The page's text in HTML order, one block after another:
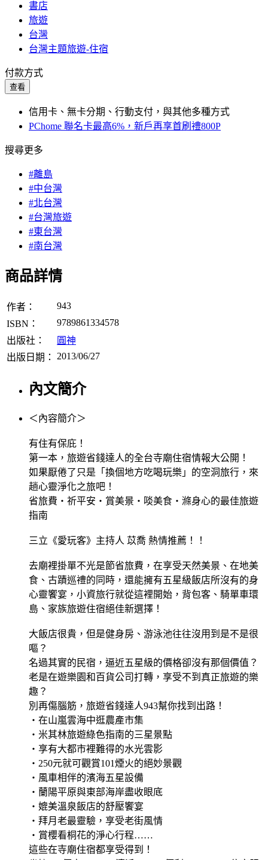
書店
旅遊
台灣
台灣主題旅遊-住宿
付款方式
查看
信用卡、無卡分期、行動支付，與其他多種方式
PChome 聯名卡最高6%，新戶再享首刷禮800P
搜尋更多
#離島
#中台灣
#北台灣
#台灣旅遊
#東台灣
#南台灣
商品詳情
作者：
943
ISBN：
9789861334578
出版社：
圓神
出版日期：
2013/06/27
內文簡介
＜內容簡介＞
有住有保庇！
第一本，旅遊省錢達人的全台寺廟住宿情報大公開！
如果厭倦了只是「換個地方吃喝玩樂」的空洞旅行，來
趟心靈淨化之旅吧！
省旅費‧祈平安‧賞美景‧啖美食‧滌身心的最佳旅遊
指南
三立《愛玩客》主持人 苡喬 熱情推薦！！
去廟裡掛單不光是節省旅費，在享受天然美景、在地美
食、古蹟巡禮的同時，還能擁有五星級飯店所沒有的身
心靈饗宴，小資旅行就從這裡開始，背包客、騎單車環
島、家族旅遊住宿絕佳新選擇！
大飯店很貴，但是健身房、游泳池往往沒用到是不是很
嘔？
名過其實的民宿，逼近五星級的價格卻沒有那個價值？
老是在遊樂園和百貨公司打轉，享受不到真正旅遊的樂
趣？
別再傷腦筋，旅遊省錢達人943幫你找到出路！
‧在山嵐雲海中逛農產市集
‧米其林旅遊綠色指南的三星景點
‧享有大都市裡難得的水光雲影
‧250元就可觀賞101煙火的絕妙景觀
‧風車相伴的濱海五星設備
‧蘭陽平原與東部海岸盡收眼底
‧媲美溫泉飯店的舒壓饗宴
‧拜月老最靈驗，享受老街風情
‧賞櫻看桐花的淨心行程……
這些在寺廟住宿都享受得到！